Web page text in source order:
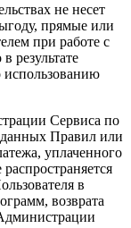
не несет
прямые или
при работе с
результате
использованию
Сервиса по
Правил или
уплаченного
в
возврата